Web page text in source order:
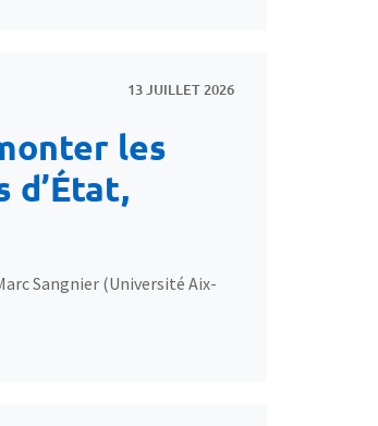
les
d’État,
Sangnier (Université Aix-
13 JUILLET 2026